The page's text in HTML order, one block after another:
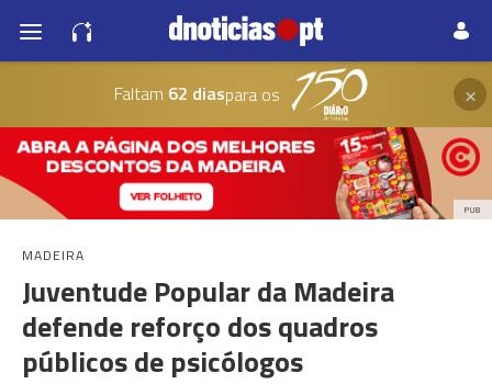
Faltam 62 diaspara os ×
PUB
MADEIRA
Juventude Popular da Madeira
defende reforço dos quadros
públicos de psicólogos